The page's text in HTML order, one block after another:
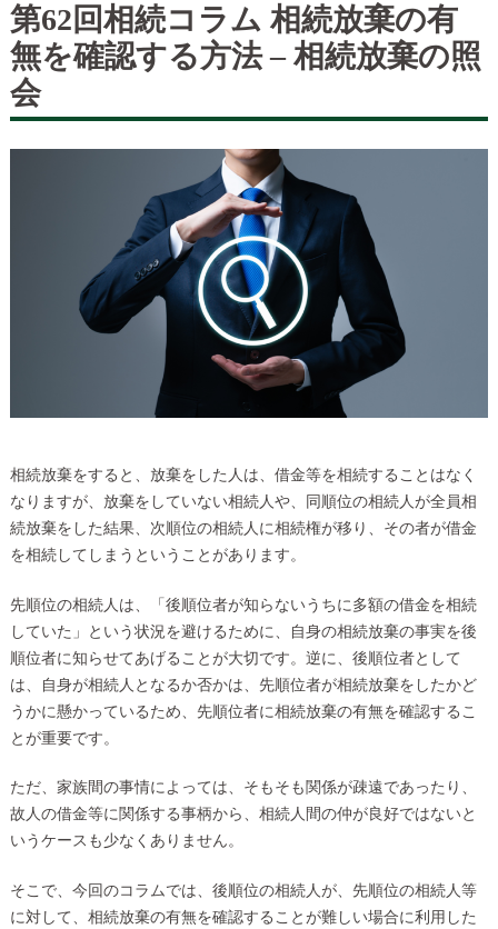
第62回相続コラム 相続放棄の有
無を確認する方法 – 相続放棄の照
会
相続放棄をすると、放棄をした人は、借金等を相続することはなく
なりますが、放棄をしていない相続人や、同順位の相続人が全員相
続放棄をした結果、次順位の相続人に相続権が移り、その者が借金
を相続してしまうということがあります。
先順位の相続人は、「後順位者が知らないうちに多額の借金を相続
していた」という状況を避けるために、自身の相続放棄の事実を後
順位者に知らせてあげることが大切です。逆に、後順位者として
は、自身が相続人となるか否かは、先順位者が相続放棄をしたかど
うかに懸かっているため、先順位者に相続放棄の有無を確認するこ
とが重要です。
ただ、家族間の事情によっては、そもそも関係が疎遠であったり、
故人の借金等に関係する事柄から、相続人間の仲が良好ではないと
いうケースも少なくありません。
そこで、今回のコラムでは、後順位の相続人が、先順位の相続人等
に対して、相続放棄の有無を確認することが難しい場合に利用した